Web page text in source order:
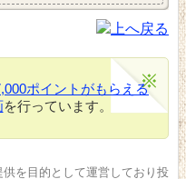
ポイントがもらえる
を行っています。
を目的として運営しており投